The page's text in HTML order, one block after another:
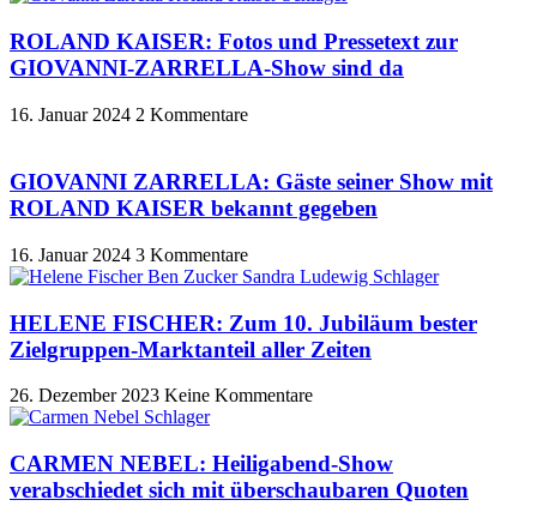
ROLAND KAISER: Fotos und Pressetext zur
GIOVANNI-ZARRELLA-Show sind da
16. Januar 2024 2 Kommentare
GIOVANNI ZARRELLA: Gäste seiner Show mit
ROLAND KAISER bekannt gegeben
16. Januar 2024 3 Kommentare
HELENE FISCHER: Zum 10. Jubiläum bester
Zielgruppen-Marktanteil aller Zeiten
26. Dezember 2023 Keine Kommentare
CARMEN NEBEL: Heiligabend-Show
verabschiedet sich mit überschaubaren Quoten